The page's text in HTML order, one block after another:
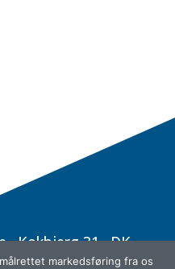
Kokbjerg 31 · DK-
+45 88 44 33 00 ·
markedsføring fra os